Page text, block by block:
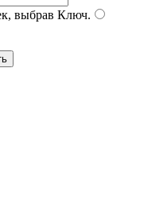
выбрав Ключ.